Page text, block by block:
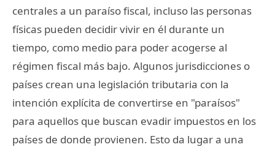
centrales a un paraíso fiscal, incluso las personas
físicas pueden decidir vivir en él durante un
tiempo, como medio para poder acogerse al
régimen fiscal más bajo. Algunos jurisdicciones o
países crean una legislación tributaria con la
intención explícita de convertirse en "paraísos"
para aquellos que buscan evadir impuestos en los
países de donde provienen. Esto da lugar a una